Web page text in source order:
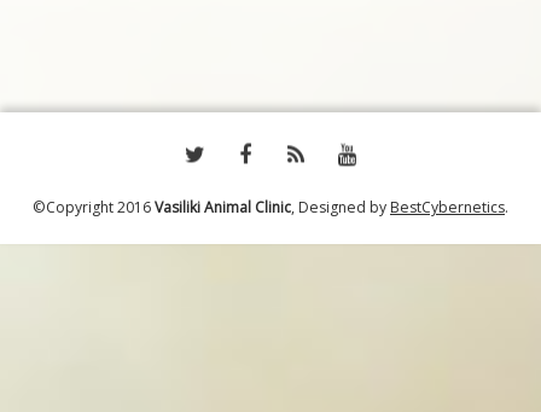
©Copyright 2016Vasiliki Animal Clinic, Designed by BestCybernetics.